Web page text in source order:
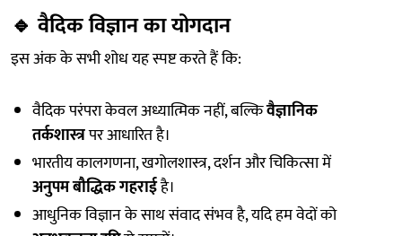
🔹वैदिक विज्ञान का योगदान
इस अंक के सभी शोध यह स्पष्ट करते हैं कि:
वैदिक परंपरा केवल अध्यात्मिक नहीं, बल्किवैज्ञानिक
तर्कशास्त्रपर आधारित है।
भारतीय कालगणना, खगोलशास्त्र, दर्शन और चिकित्सा में
अनुपम बौद्धिक गहराईहै।
आधुनिक विज्ञान के साथ संवाद संभव है, यदि हम वेदों को